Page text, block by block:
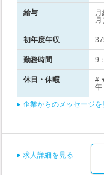
給与
初年度年収
勤務時間 9
休日・休暇
#
企業からのメッセージを
求人詳細を見る